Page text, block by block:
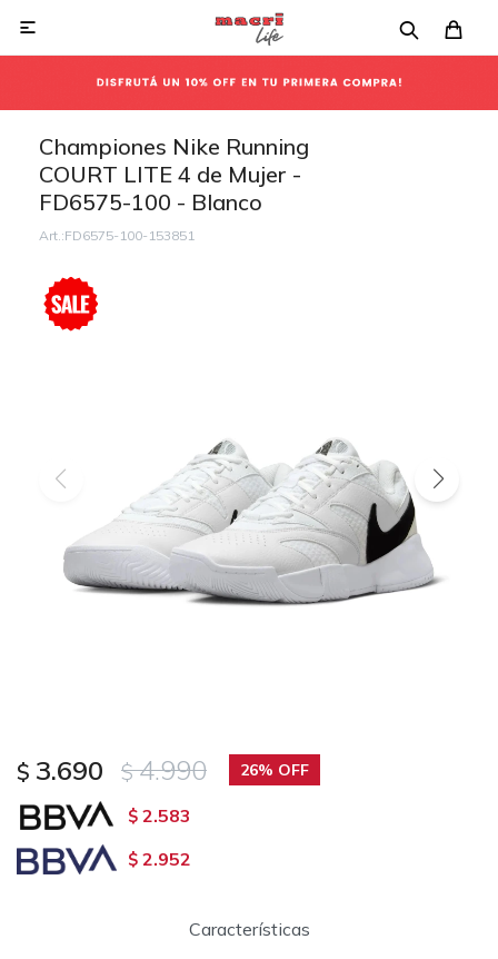

Championes Nike Running
COURT LITE 4 de Mujer -
FD6575-100 - Blanco
FD6575-100-153851
$ 3.690 $ 4.990 26
$ 2.583
$ 2.952
Características